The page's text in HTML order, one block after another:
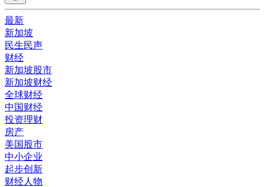
最新
新加坡
民生民声
财经
新加坡股市
新加坡财经
全球财经
中国财经
投资理财
房产
美国股市
中小企业
起步创新
财经人物